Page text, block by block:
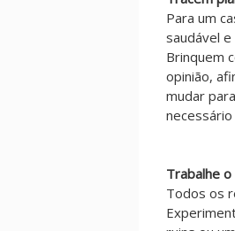
Para um
saudável
Brinquem
opinião,
mudar
Trabalhe
Todos os